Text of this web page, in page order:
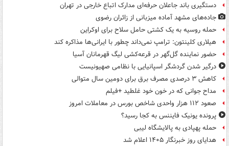
دستگیری باند جاعلان حرفه‌ای مدارک اتباع خارجی در تهران
جاده‌های مشهد آماده میزبانی از زائران رضوی
حمله روسیه به یک کشتی حامل سلاح برای اوکراین
هیلاری کلینتون: ترامپ نمی‌داند چطور با ایرانی‌ها مذاکره کند
حضور نماینده گل‌گهر در قرعه‌کشی لیگ قهرمانان آسیا
درگیر شدن گردشگر اسپانیایی با نظامی صهیونیست
کاهش ۳ درصدی مصرف برق برای دومین سال متوالی
مداح جوانی که در خون خود غلطید +فیلم
صعود ۱۱۲ هزار واحدی شاخص بورس در معاملات امروز
پرونده یونیک فایننس به کجا رسید؟
حمله پهپادی به پالایشگاه لیبی
هدایای روز خبرنگار ۱۴۰۵ اعلام شد